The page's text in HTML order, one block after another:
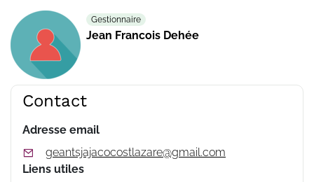
Gestionnaire
Jean Francois Dehée
Contact
Adresse email
geantsjajacocostlazare@gmail.com
Liens utiles